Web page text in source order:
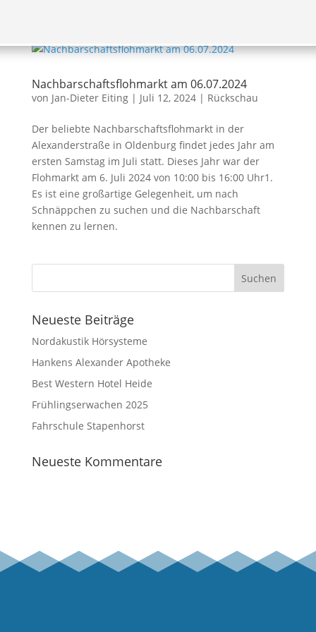
Nachbarschaftsflohmarkt am 06.07.2024
von Jan-Dieter Eiting| Juli 12, 2024| Rückschau
Der beliebte Nachbarschaftsflohmarkt in der
Alexanderstraße in Oldenburg findet jedes Jahr am
ersten Samstag im Juli statt. Dieses Jahr war der
Flohmarkt am 6. Juli 2024 von 10:00 bis 16:00 Uhr1.
Es ist eine großartige Gelegenheit, um nach
Schnäppchen zu suchen und die Nachbarschaft
kennen zu lernen.
Neueste Beiträge
Nordakustik Hörsysteme
Hankens Alexander Apotheke
Best Western Hotel Heide
Frühlingserwachen 2025
Fahrschule Stapenhorst
Neueste Kommentare